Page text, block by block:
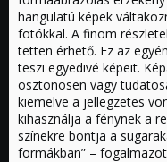
hangulatú képek
fotókkal. A finom
tetten érhető. Ez az
teszi egyedivé képeit.
ösztönösen vagy
kiemelve a jellegzetes
kihasználja a fénynek a
színekre bontja a
formákban” –